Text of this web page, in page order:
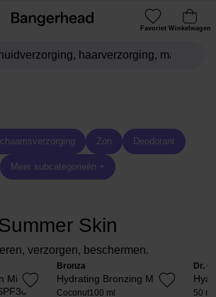
Favoriet Winkelwagen
Zon Deodorant
Meer subcategorieën +
Skin
verzorgen, beschermen.
Mineral
Bronza
Hydrating Bronzing Mist
Coconut100 ml
Dr.
50 ml